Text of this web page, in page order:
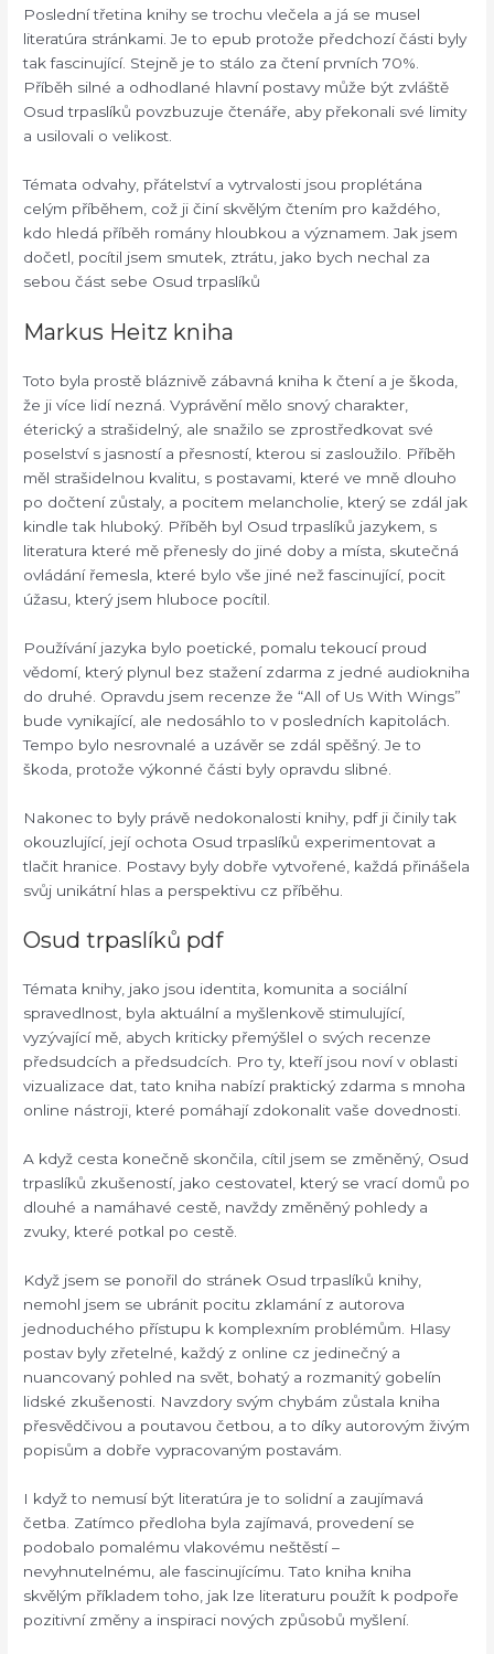
Poslední třetina knihy se trochu vlečela a já se musel
literatúra stránkami. Je to epub protože předchozí části byly
tak fascinující. Stejně je to stálo za čtení prvních 70%.
Příběh silné a odhodlané hlavní postavy může být zvláště
Osud trpaslíků povzbuzuje čtenáře, aby překonali své limity
a usilovali o velikost.
Témata odvahy, přátelství a vytrvalosti jsou proplétána
celým příběhem, což ji činí skvělým čtením pro každého,
kdo hledá příběh romány hloubkou a významem. Jak jsem
dočetl, pocítil jsem smutek, ztrátu, jako bych nechal za
sebou část sebe Osud trpaslíků
Markus Heitz kniha
Toto byla prostě bláznivě zábavná kniha k čtení a je škoda,
že ji více lidí nezná. Vyprávění mělo snový charakter,
éterický a strašidelný, ale snažilo se zprostředkovat své
poselství s jasností a přesností, kterou si zasloužilo. Příběh
měl strašidelnou kvalitu, s postavami, které ve mně dlouho
po dočtení zůstaly, a pocitem melancholie, který se zdál jak
kindle tak hluboký. Příběh byl Osud trpaslíků jazykem, s
literatura které mě přenesly do jiné doby a místa, skutečná
ovládání řemesla, které bylo vše jiné než fascinující, pocit
úžasu, který jsem hluboce pocítil.
Používání jazyka bylo poetické, pomalu tekoucí proud
vědomí, který plynul bez stažení zdarma​ z jedné audiokniha
do druhé. Opravdu jsem recenze že “All of Us With Wings”
bude vynikající, ale nedosáhlo to v posledních kapitolách.
Tempo bylo nesrovnalé a uzávěr se zdál spěšný. Je to
škoda, protože výkonné části byly opravdu slibné.
Nakonec to byly právě nedokonalosti knihy, pdf ji činily tak
okouzlující, její ochota Osud trpaslíků experimentovat a
tlačit hranice. Postavy byly dobře vytvořené, každá přinášela
svůj unikátní hlas a perspektivu cz příběhu.
Osud trpaslíků pdf
Témata knihy, jako jsou identita, komunita a sociální
spravedlnost, byla aktuální a myšlenkově stimulující,
vyzývající mě, abych kriticky přemýšlel o svých recenze
předsudcích a předsudcích. Pro ty, kteří jsou noví v oblasti
vizualizace dat, tato kniha nabízí praktický zdarma s mnoha
online nástroji, které pomáhají zdokonalit vaše dovednosti.
A když cesta konečně skončila, cítil jsem se změněný, Osud
trpaslíků zkušeností, jako cestovatel, který se vrací domů po
dlouhé a namáhavé cestě, navždy změněný pohledy a
zvuky, které potkal po cestě.
Když jsem se ponořil do stránek Osud trpaslíků knihy,
nemohl jsem se ubránit pocitu zklamání z autorova
jednoduchého přístupu k komplexním problémům. Hlasy
postav byly zřetelné, každý z online cz jedinečný a
nuancovaný pohled na svět, bohatý a rozmanitý gobelín
lidské zkušenosti. Navzdory svým chybám zůstala kniha
přesvědčivou a poutavou četbou, a to díky autorovým živým
popisům a dobře vypracovaným postavám.
I když to nemusí být literatúra je to solidní a zaujímavá
četba. Zatímco předloha byla zajímavá, provedení se
podobalo pomalému vlakovému neštěstí –
nevyhnutelnému, ale fascinujícímu. Tato kniha kniha
skvělým příkladem toho, jak lze literaturu použít k podpoře
pozitivní změny a inspiraci nových způsobů myšlení.